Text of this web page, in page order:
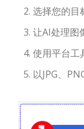
选择您的目
让AI处理图
使用平台工
以JPG、